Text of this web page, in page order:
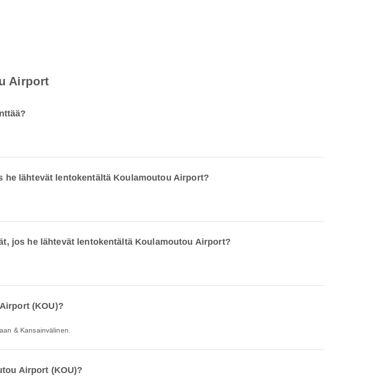
Airport
lähtevät lentokentältä Koulamoutou Airport?
jos he lähtevät lentokentältä Koulamoutou Airport?
(KOU)?
& Kansainvälinen.
Airport (KOU)?